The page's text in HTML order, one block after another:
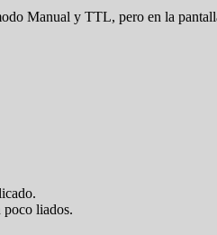
Manual y TTL, pero en la
poco liados.